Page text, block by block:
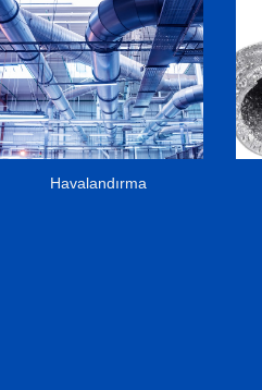
Marin Tipi Galvaniz ve